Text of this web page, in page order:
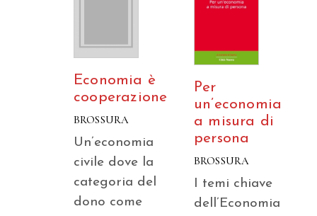
Economia è
cooperazione
BROSSURA
Un’economia
civile dove la
categoria del
dono come
Per
un’economia
a misura di
persona
BROSSURA
I temi chiave
dell’Economia